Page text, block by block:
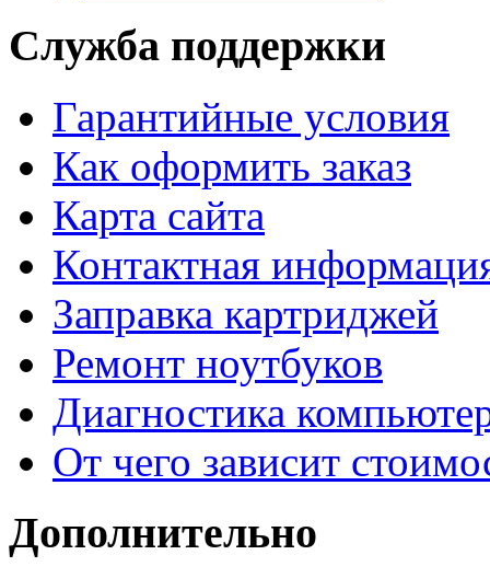
Служба поддержки
Гарантийные условия
Как оформить заказ
Карта сайта
Контактная
Заправка картриджей
Ремонт ноутбуков
Диагностика
От чего зависит
Дополнительно